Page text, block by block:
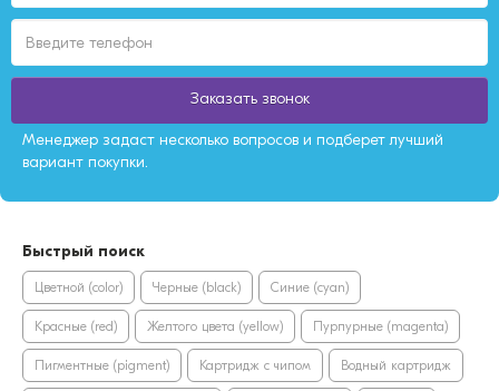
Заказать звонок
Менеджер задаст несколько вопросов и подберет лучший
вариант покупки.
Быстрый поиск
Цветной (color) Черные (black) Синие (cyan)
Красные (red) Желтого цвета (yellow) Пурпурные (magenta)
Пигментные (pigment) Картридж с чипом Водный картридж